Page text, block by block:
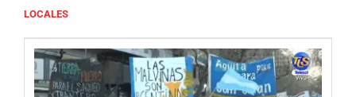
LOCALES